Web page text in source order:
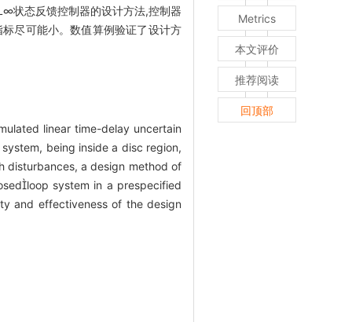
状态反馈控制器的设计方法,控制器
尽可能小。数值算例验证了设计方
linear time-delay uncertain
being inside a disc region,
disturbances, a design method of
system in a prespecified
and effectiveness of the design
Metrics
本文评价
推荐阅读
回顶部